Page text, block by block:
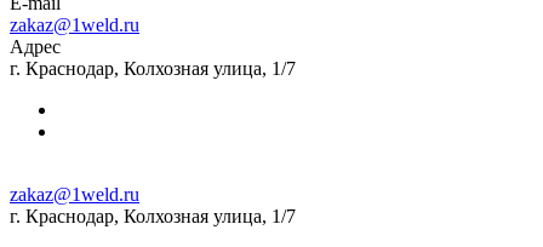
zakaz@1weld.ru
Адрес
г. Краснодар, Колхозная улица, 1/7
zakaz@1weld.ru
г. Краснодар, Колхозная улица, 1/7